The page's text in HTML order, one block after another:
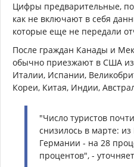
Цифры предварительные,
как не включают в себя
которые еще не передали
После граждан Канады и
обычно приезжают в США
Италии, Испании,
Кореи, Китая, Индии,
"Число туристов
снизилось в марте:
Германии - на 28
процентов", -